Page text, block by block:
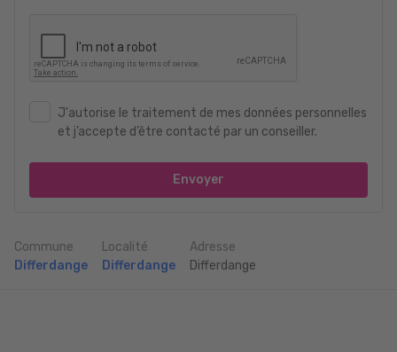
J'autorise le traitement de mes données personnelles
et j’accepte d’être contacté par un conseiller.
Envoyer
Commune
Differdange
Localité
Differdange
Adresse
Differdange